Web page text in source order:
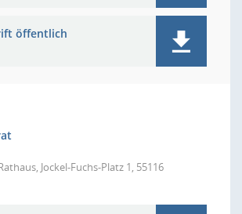
öffentlich
Jockel-Fuchs-Platz 1, 55116